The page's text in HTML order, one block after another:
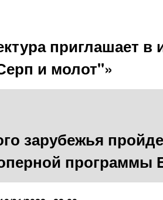
приглашает
и молот"»
зарубежья
программы